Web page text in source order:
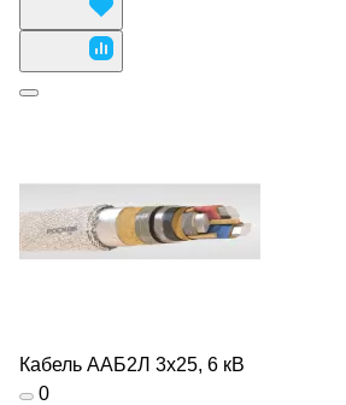
Кабель ААБ2Л 3х25, 6 кВ
0